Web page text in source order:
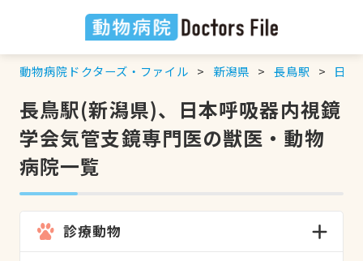
動物病院ドクターズ・ファイル 新潟県 長鳥駅 日本
長鳥駅(新潟県)、日本呼吸器内視鏡
学会気管支鏡専門医の獣医・動物
病院一覧
診療動物